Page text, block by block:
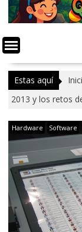
Estas aquí
2013 y los retos
Hardware Software